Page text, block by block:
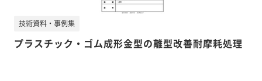
プラスチック・ゴム成形金型の離型改善耐摩耗処理
技術資料・事例集